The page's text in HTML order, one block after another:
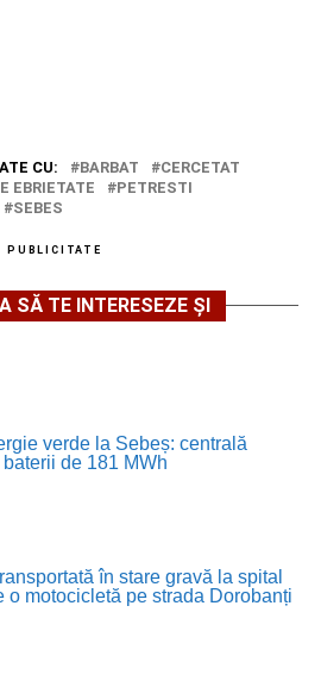
CU: BARBAT
CERCETAT
EBRIETATE
PETRESTI
SEBES
PUBLICITATE
SĂ TE INTERESEZE ȘI
verde la Sebeș: centrală
de 181 MWh
în stare gravă la spital
o motocicletă pe strada Dorobanți